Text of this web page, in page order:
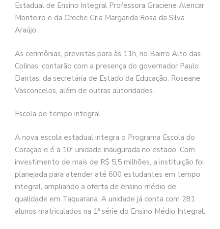
Estadual de Ensino Integral Professora Graciene Alencar
Monteiro e da Creche Cria Margarida Rosa da Silva
Araújo.
As cerimônias, previstas para às 11h, no Bairro Alto das
Colinas, contarão com a presença do governador Paulo
Dantas, da secretária de Estado da Educação, Roseane
Vasconcelos, além de outras autoridades.
Escola de tempo integral
A nova escola estadual integra o Programa Escola do
Coração e é a 10ª unidade inaugurada no estado. Com
investimento de mais de R$ 5,5 milhões, a instituição foi
planejada para atender até 600 estudantes em tempo
integral, ampliando a oferta de ensino médio de
qualidade em Taquarana. A unidade já conta com 281
alunos matriculados na 1ª série do Ensino Médio Integral.